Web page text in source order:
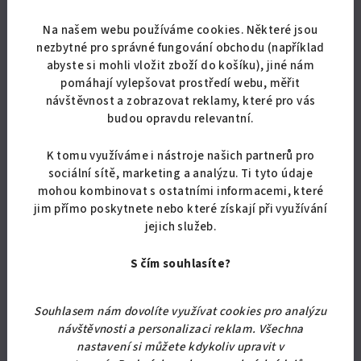
Na našem webu používáme cookies. Některé jsou
nezbytné pro správné fungování obchodu (například
abyste si mohli vložit zboží do košíku), jiné nám
pomáhají vylepšovat prostředí webu, měřit
návštěvnost a zobrazovat reklamy, které pro vás
budou opravdu relevantní.
K tomu využíváme i nástroje našich partnerů pro
sociální sítě, marketing a analýzu. Ti tyto údaje
mohou kombinovat s ostatními informacemi, které
jim přímo poskytnete nebo které získají při využívání
jejich služeb.
S čím souhlasíte?
Souhlasem nám dovolíte využívat cookies pro analýzu
návštěvnosti a personalizaci reklam. Všechna
nastavení si můžete kdykoliv upravit v
Šatní skříň do ložnice Alfa 26 HIT
11 250 Kč
Skladem(20 ks)